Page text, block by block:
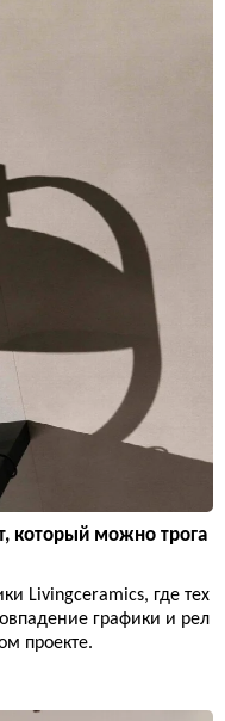
который можно трога
Livingceramics, где тех
графики и рел
проекте.